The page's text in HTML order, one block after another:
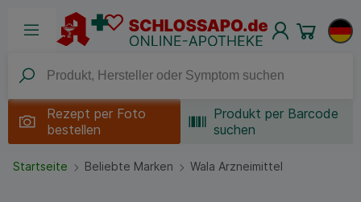
Rezept per Foto
bestellen
Produkt per Barcode
suchen
Startseite Beliebte Marken Wala Arzneimittel